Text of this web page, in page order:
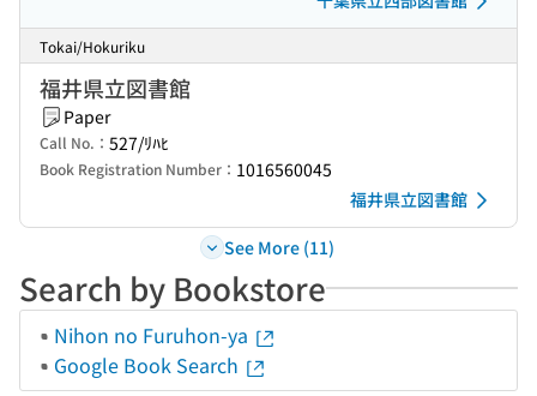
Tokai/Hokuriku
福井県立図書館
Paper
Call No.： 527/ﾘﾊﾋ
Book Registration Number： 1016560045
福井県立図書館
See More (11)
Search by Bookstore
Nihon no Furuhon-ya
Google Book Search